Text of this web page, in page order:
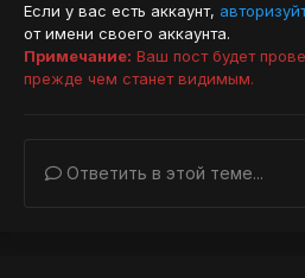
Если у вас есть аккаунт,
от имени своего аккаунта.
Примечание: Ваш пост будет
прежде чем станет видимым.
Ответить в этой теме...